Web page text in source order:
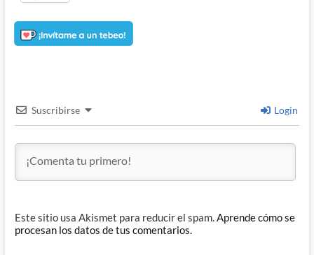
Suscribirse Login
Este sitio usa Akismet para reducir el spam.Aprende cómo se
procesan los datos de tus comentarios.